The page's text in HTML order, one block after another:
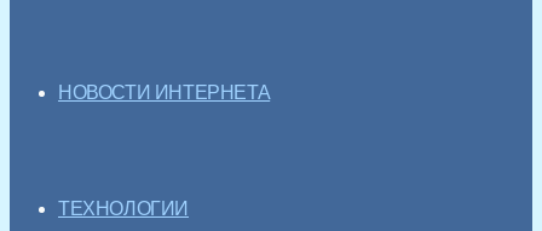
НОВОСТИ ИНТЕРНЕТА
ТЕХНОЛОГИИ